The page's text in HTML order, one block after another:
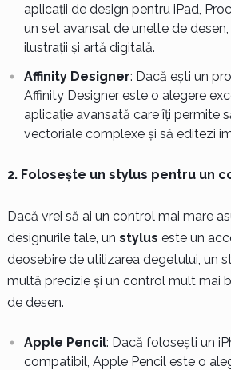
aplicații de design pentru iPad,
un set avansat de unelte de
ilustrații și artă digitală.
Affinity Designer: Dacă ești un
Affinity Designer este o alegere
aplicație avansată care îți permite
vectoriale complexe și să editezi
2. Folosește un stylus pentru un
Dacă vrei să ai un control mai mare
designurile tale, un stylus este un
deosebire de utilizarea degetului, un
multă precizie și un control mult mai
de desen.
Apple Pencil: Dacă folosești un
compatibil, Apple Pencil este o